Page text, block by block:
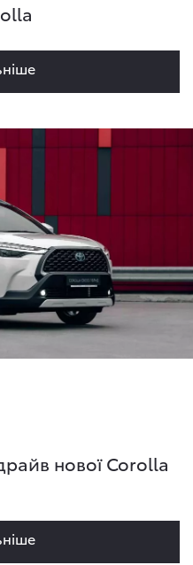
нової Corolla